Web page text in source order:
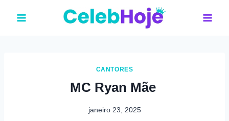
o
CANTORES
MC Ryan Mãe
janeiro 23, 2025